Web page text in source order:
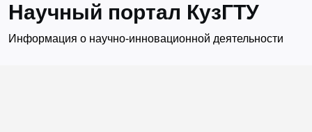
Научный портал КузГТУ
Информация о научно-инновационной деятельности